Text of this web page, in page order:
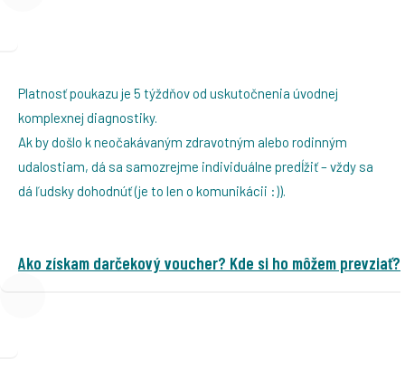
Platnosť poukazu je 5 týždňov od uskutočnenia úvodnej
komplexnej diagnostiky.
Ak by došlo k neočakávaným zdravotným alebo rodinným
udalostiam, dá sa samozrejme individuálne predĺžiť – vždy sa
dá ľudsky dohodnúť (je to len o komunikácii :)).
Ako získam darčekový voucher? Kde si ho môžem prevziať?